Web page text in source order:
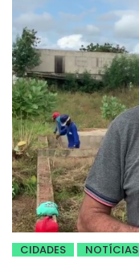
CIDADES NOTÍCIAS